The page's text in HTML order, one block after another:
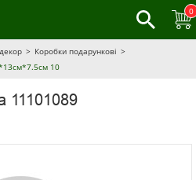
0
Коробки подарункові
10
11101089